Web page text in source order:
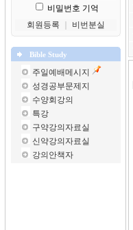
비밀번호 기억
회원등록
비번분실
Bible Study
주일예배메시지
성경공부문제지
수양회강의
특강
구약강의자료실
신약강의자료실
강의안책자